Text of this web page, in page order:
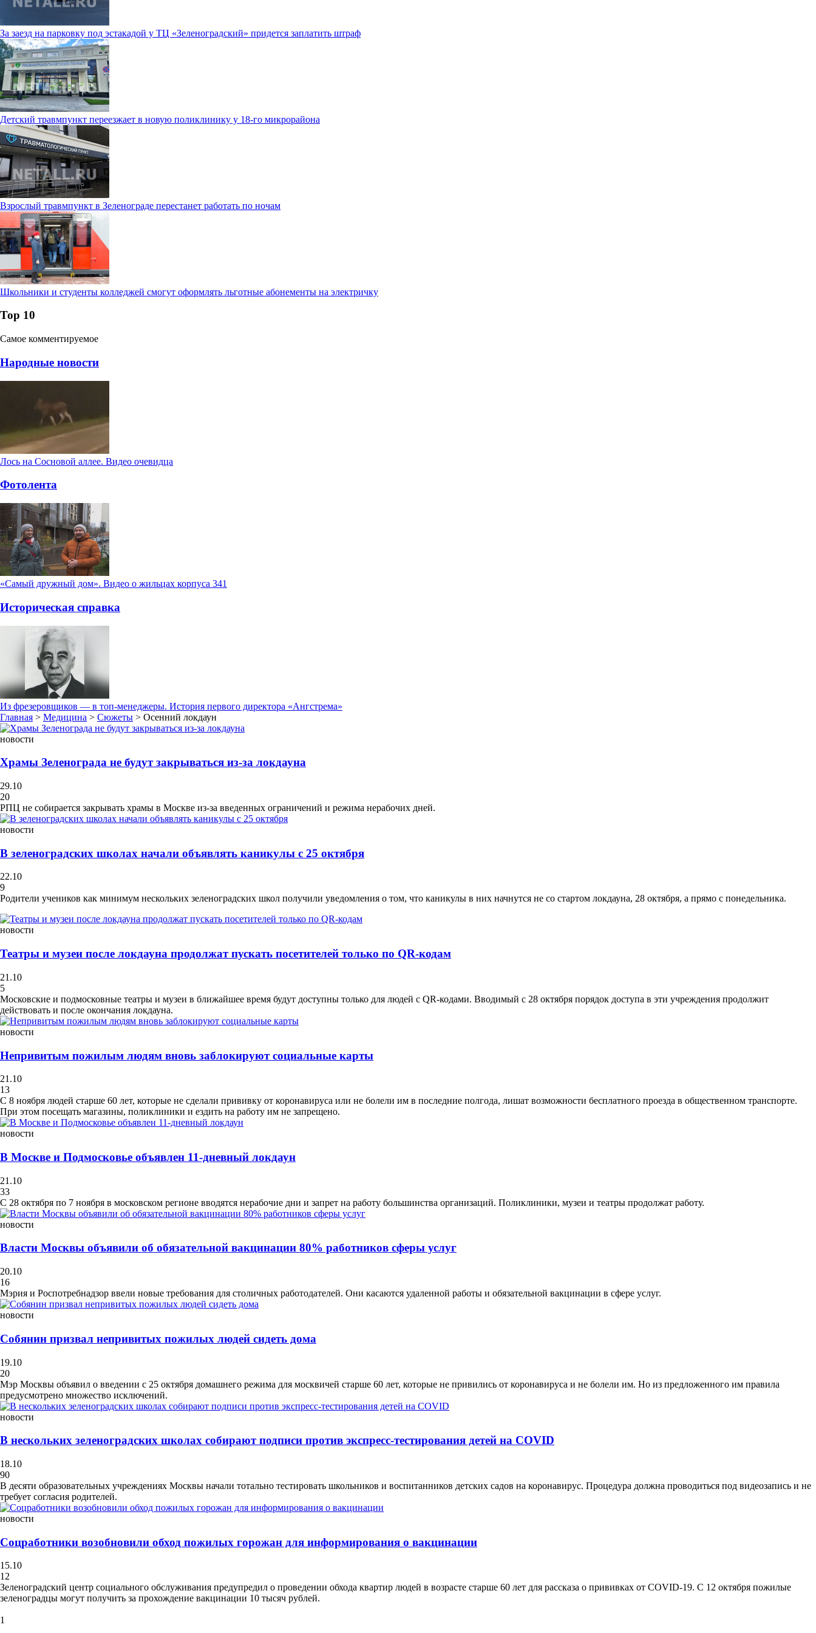
За заезд на парковку под эстакадой у ТЦ «Зеленоградский» придется заплатить штраф
Детский травмпункт переезжает в новую поликлинику у 18-го микрорайона
Взрослый травмпункт в Зеленограде перестанет работать по ночам
Школьники и студенты колледжей смогут оформлять льготные абонементы на электричку
Тор 10
Самое комментируемое
Народные новости
Лось на Сосновой аллее. Видео очевидца
Фотолента
«Самый дружный дом». Видео о жильцах корпуса 341
Историческая справка
Из фрезеровщиков — в топ-менеджеры. История первого директора «Ангстрема»
Главная > Медицина > Сюжеты > Осенний локдаун
новости
Храмы Зеленограда не будут закрываться из-за локдауна
29.10
20
РПЦ не собирается закрывать храмы в Москве из-за введенных ограничений и режима нерабочих дней.
новости
В зеленоградских школах начали объявлять каникулы с 25 октября
22.10
9
Родители учеников как минимум нескольких зеленоградских школ получили уведомления о том, что каникулы в них начнутся не со стартом локдауна, 28 октября, а прямо с понедельника.
новости
Театры и музеи после локдауна продолжат пускать посетителей только по QR-кодам
21.10
5
Московские и подмосковные театры и музеи в ближайшее время будут доступны только для людей с QR-кодами. Вводимый с 28 октября порядок доступа в эти учреждения продолжит
действовать и после окончания локдауна.
новости
Непривитым пожилым людям вновь заблокируют социальные карты
21.10
13
С 8 ноября людей старше 60 лет, которые не сделали прививку от коронавируса или не болели им в последние полгода, лишат возможности бесплатного проезда в общественном транспорте.
При этом посещать магазины, поликлиники и ездить на работу им не запрещено.
новости
В Москве и Подмосковье объявлен 11-дневный локдаун
21.10
33
С 28 октября по 7 ноября в московском регионе вводятся нерабочие дни и запрет на работу большинства организаций. Поликлиники, музеи и театры продолжат работу.
новости
Власти Москвы объявили об обязательной вакцинации 80% работников сферы услуг
20.10
16
Мэрия и Роспотребнадзор ввели новые требования для столичных работодателей. Они касаются удаленной работы и обязательной вакцинации в сфере услуг.
новости
Собянин призвал непривитых пожилых людей сидеть дома
19.10
20
Мэр Москвы объявил о введении с 25 октября домашнего режима для москвичей старше 60 лет, которые не привились от коронавируса и не болели им. Но из предложенного им правила
предусмотрено множество исключений.
новости
В нескольких зеленоградских школах собирают подписи против экспресс-тестирования детей на COVID
18.10
90
В десяти образовательных учреждениях Москвы начали тотально тестировать школьников и воспитанников детских садов на коронавирус. Процедура должна проводиться под видеозапись и не
требует согласия родителей.
новости
Соцработники возобновили обход пожилых горожан для информирования о вакцинации
15.10
12
Зеленоградский центр социального обслуживания предупредил о проведении обхода квартир людей в возрасте старше 60 лет для рассказа о прививках от COVID-19. С 12 октября пожилые
зеленоградцы могут получить за прохождение вакцинации 10 тысяч рублей.
1